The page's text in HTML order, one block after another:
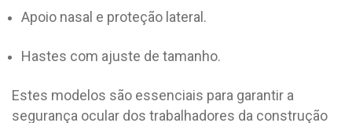
Apoio nasal e proteção lateral.
Hastes com ajuste de tamanho.
Estes modelos são essenciais para garantir a
segurança ocular dos trabalhadores da construção